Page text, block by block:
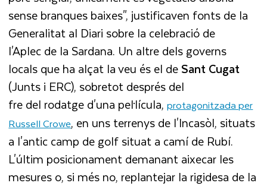
sense branques baixes", justificaven fonts de la
Generalitat al Diari sobre la celebració de
l'Aplec de la Sardana. Un altre dels governs
locals que ha alçat la veu és el deSant Cugat
(Junts i ERC), sobretot després del
fre del rodatge d'una pel·lícula,protagonitzada per
Russell Crowe, en uns terrenys de l'Incasòl, situats
a l'antic camp de golf situat a camí de Rubí.
L'últim posicionament demanant aixecar les
mesures o, si més no, replantejar la rigidesa de la